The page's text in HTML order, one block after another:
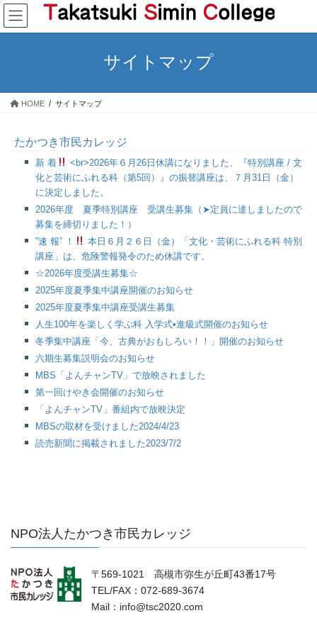
コ
ン
テ
ス
ナ
ビ
ゲ
ン
サイトマップ
HOME サイトマップ
たかつき市民カレッジ
新 着
<br>2026年６月26日休講になりました、『特別講座 / 文
化と芸術にふれる科（第5回）』の振替講座は、７月31日（金）
に決定しました。
2026年度 夏季特別講座 受講生募集（➤定員に達しましたので
募集を締切りました！）
”速 報” ！
本日６月２６日（金）「文化・芸術にふれる科 特別
講座」は、危険警報発令のため休講です。
☆2026年度受講生募集☆
2025年度夏季集中講座開催のお知らせ
2025年度夏季集中講座受講生募集
人生100年を楽しく学ぶ科 入学式•進級式開催のお知らせ
冬季集中講座「今、古典がおもしろい！！」開催のお知らせ
六期生募集説明会のお知らせ
MBS「よんチャンTV」で放映されました
第一回けやき会開催のお知らせ
「よんチャンTV」番組内で放映決定
MBSの取材を受けました2024/4/23
読売新聞に掲載されました2023/7/2
NPO法人たかつき市民カレッジ
〒569-1021 高槻市弥生が丘町43番17号
TEL/FAX：072-689-3674
Mail：info@tsc2020.com